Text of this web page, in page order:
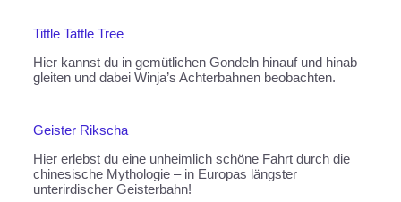
Tittle Tattle Tree
Hier kannst du in gemütlichen Gondeln hinauf und hinab
gleiten und dabei Winja’s Achterbahnen beobachten.
Geister Rikscha
Hier erlebst du eine unheimlich schöne Fahrt durch die
chinesische Mythologie – in Europas längster
unterirdischer Geisterbahn!